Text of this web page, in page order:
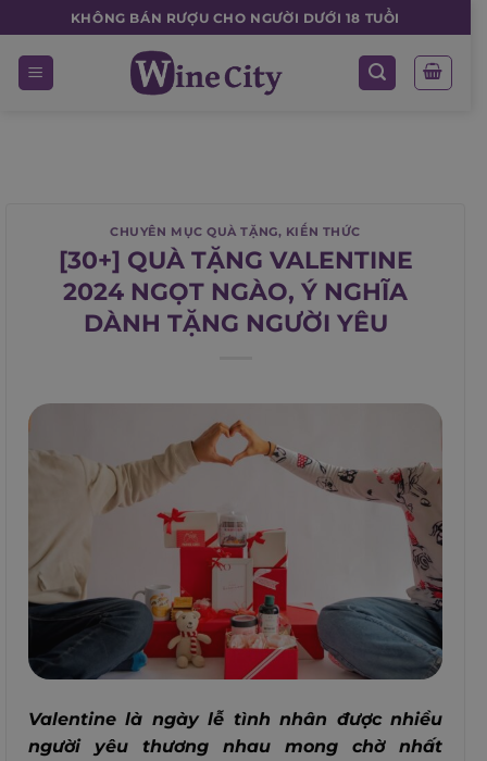
to
content
KHÔNG BÁN RƯỢU CHO NGƯỜI DƯỚI 18 TUỔI
CHUYÊN MỤC QUÀ TẶNG, KIẾN THỨC
[30+] QUÀ TẶNG VALENTINE
2024 NGỌT NGÀO, Ý NGHĨA
DÀNH TẶNG NGƯỜI YÊU
Valentine là ngày lễ tình nhân được nhiều
người yêu thương nhau mong chờ nhất